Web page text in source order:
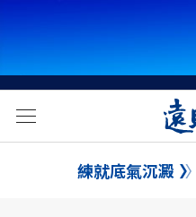
練就底氣沉澱